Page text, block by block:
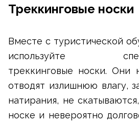
Треккинговые носки
Вместе с туристической
используйте
треккинговые носки. Они
отводят излишнюю влагу,
натирания, не
носке и невероятно